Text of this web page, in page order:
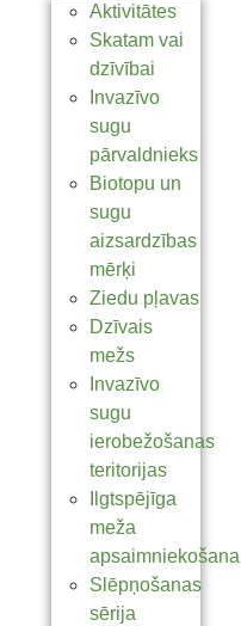
Aktivitātes
Skatam vai
dzīvībai
Invazīvo
sugu
pārvaldnieks
Biotopu un
sugu
aizsardzības
mērķi
Ziedu pļavas
Dzīvais
mežs
Invazīvo
sugu
ierobežošanas
teritorijas
Ilgtspējīga
meža
apsaimniekošana
Slēpņošanas
sērija